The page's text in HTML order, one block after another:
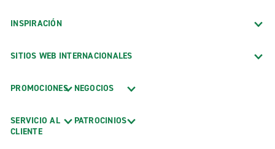
INSPIRACIÓN
SITIOS WEB INTERNACIONALES
PROMOCIONES
SERVICIO AL
CLIENTE
NEGOCIOS
PATROCINIOS